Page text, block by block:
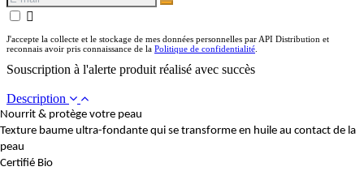

J'accepte la collecte et le stockage de mes données personnelles par API Distribution et
reconnais avoir pris connaissance de la Politique de confidentialité
Souscription à l'alerte produit réalisé avec succès
Description
Nourrit & protège votre peau
Texture baume ultra-fondante qui se transforme en huile au contact de la
peau
Certifié Bio